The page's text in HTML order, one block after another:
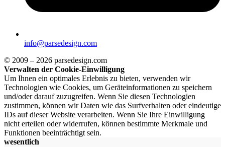
info@parsedesign.com
© 2009 – 2026 parsedesign.com
Verwalten der Cookie-Einwilligung
Um Ihnen ein optimales Erlebnis zu bieten, verwenden wir
Technologien wie Cookies, um Geräteinformationen zu speichern
und/oder darauf zuzugreifen. Wenn Sie diesen Technologien
zustimmen, können wir Daten wie das Surfverhalten oder eindeutige
IDs auf dieser Website verarbeiten. Wenn Sie Ihre Einwilligung
nicht erteilen oder widerrufen, können bestimmte Merkmale und
Funktionen beeinträchtigt sein.
wesentlich